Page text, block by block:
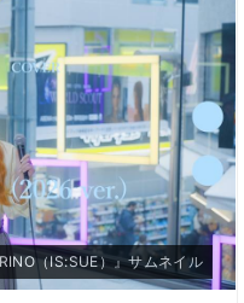
（IS:SUE）』サムネイル